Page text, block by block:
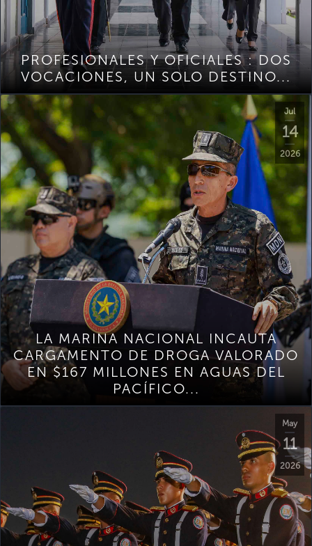
PROFESIONALES Y OFICIALES : DOS
VOCACIONES, UN SOLO DESTINO...
Jul
14
2026
LA MARINA NACIONAL INCAUTA
CARGAMENTO DE DROGA VALORADO
EN $167 MILLONES EN AGUAS DEL
PACÍFICO...
May
11
2026